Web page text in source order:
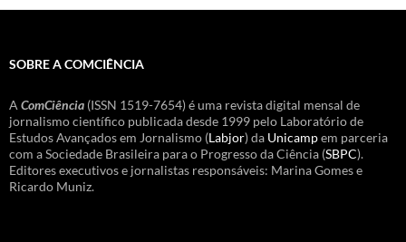
SOBRE A COMCIÊNCIA
A ComCiência (ISSN 1519-7654) é uma revista digital mensal de
jornalismo científico publicada desde 1999 pelo Laboratório de
Estudos Avançados em Jornalismo (Labjor) da Unicampem parceria
com a Sociedade Brasileira para o Progresso da Ciência (SBPC).
Editores executivos e jornalistas responsáveis: Marina Gomes e
Ricardo Muniz.